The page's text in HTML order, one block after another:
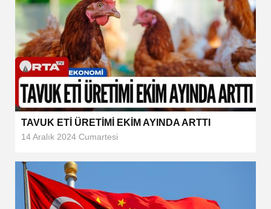
TAVUK ETİ ÜRETİMİ EKİM AYINDA ARTTI
14 Aralık 2024 Cumartesi